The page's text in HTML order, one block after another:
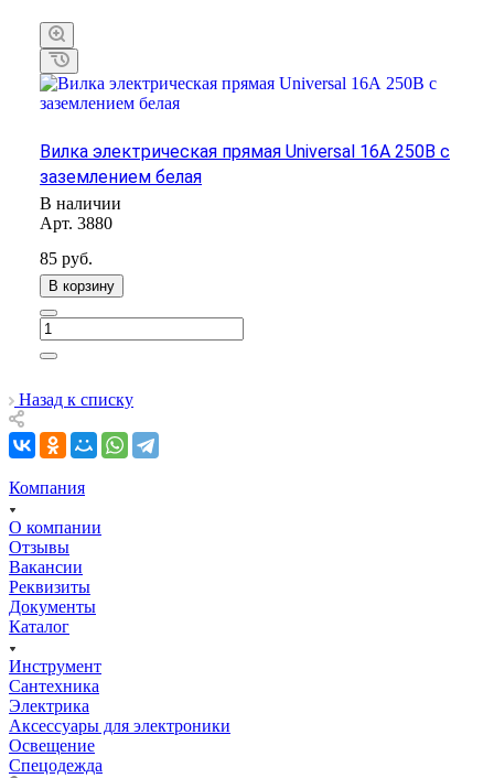
Вилка электрическая прямая Universal 16А 250В с
заземлением белая
В наличии
Арт. 3880
85 руб.
В корзину
Назад к списку
Компания
О компании
Отзывы
Вакансии
Реквизиты
Документы
Каталог
Инструмент
Сантехника
Электрика
Аксессуары для электроники
Освещение
Спецодежда